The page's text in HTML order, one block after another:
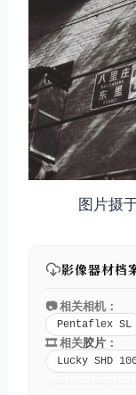
图片摄
影像器材档
📷 相关相机：
Pentaflex SL
🎞️ 相关胶片 ：
Lucky SHD